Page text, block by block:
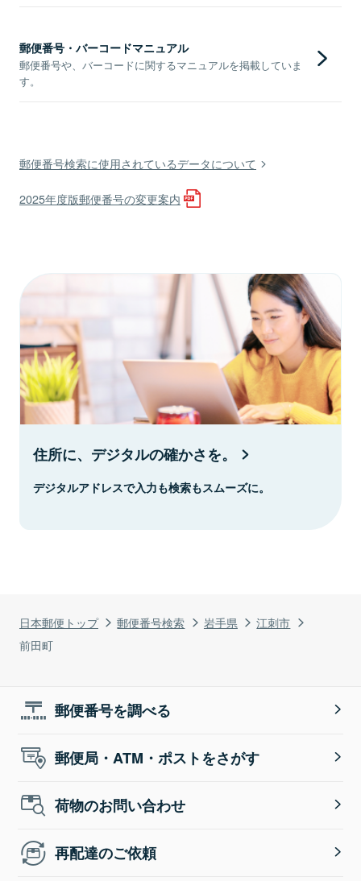
日本郵便トップ 郵便番号検索 岩手県
江刺市
前田町
郵便番号・バーコードマニュアル
郵便番号や、バーコードに関するマニュアルを掲載していま
す。
郵便番号検索に使用されているデータについて
2025年度版郵便番号の変更案内
住所に、デジタルの確かさを。
デジタルアドレスで入力も検索もスムーズに。
郵便番号を調べる
郵便局・ATM・ポストをさがす
荷物のお問い合わせ
再配達のご依頼